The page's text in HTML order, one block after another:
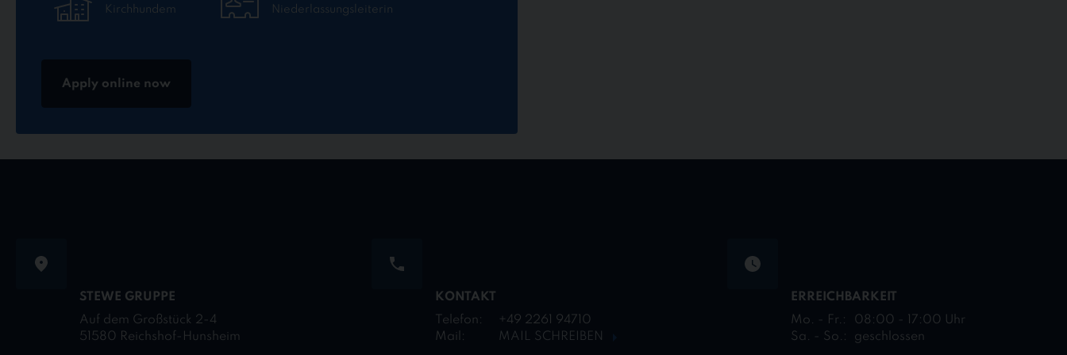
Kirchhundem
Niederlassungsleiterin
Apply online now
STEWE GRUPPE
Auf dem Großstück 2-4
51580 Reichshof-Hunsheim
KONTAKT
Telefon:
+49 2261 94710
Mail:
MAIL SCHREIBEN
ERREICHBARKEIT
Mo. - Fr.:
08:00 - 17:00 Uhr
Sa. - So.:
geschlossen